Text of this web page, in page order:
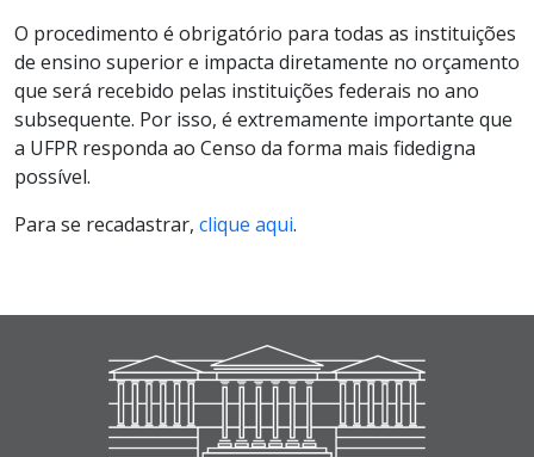
O procedimento é obrigatório para todas as instituições
de ensino superior e impacta diretamente no orçamento
que será recebido pelas instituições federais no ano
subsequente. Por isso, é extremamente importante que
a UFPR responda ao Censo da forma mais fidedigna
possível.
Para se recadastrar, clique aqui.